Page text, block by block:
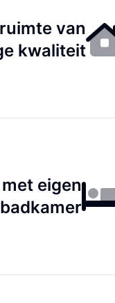
van
kwaliteit
eigen
badkamer